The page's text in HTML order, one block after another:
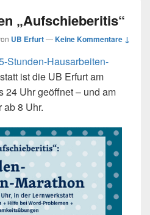
„Aufschieberitis“
UB Erfurt—Keine Kommentare ↓
Stunden-Hausarbeiten-
ist die UB Erfurt am
24 Uhr geöffnet – und am
ab 8 Uhr.